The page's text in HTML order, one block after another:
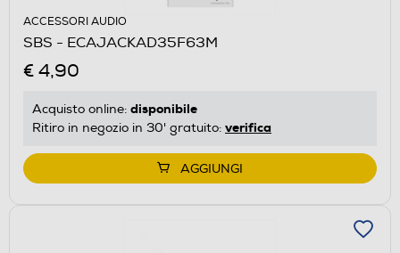
ACCESSORI AUDIO
SBS - ECAJACKAD35F63M
€ 4,90
Acquisto online: disponibile
Ritiro in negozio in 30' gratuito: verifica
AGGIUNGI